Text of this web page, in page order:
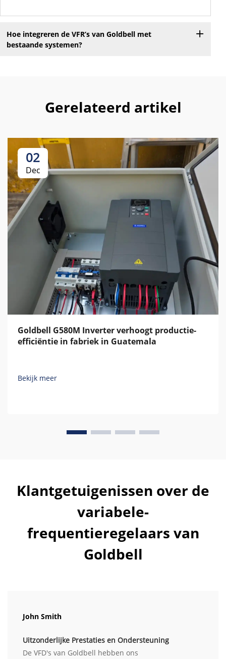
Hoe integreren de VFR’s van Goldbell met
bestaande systemen?
Gerelateerd artikel
02
Dec
Goldbell G580M Inverter verhoogt productie-
efficiëntie in fabriek in Guatemala
Bekijk meer
Klantgetuigenissen over de
variabele-
frequentieregelaars van
Goldbell
John Smith
Uitzonderlijke Prestaties en Ondersteuning
De VFD's van Goldbell hebben ons